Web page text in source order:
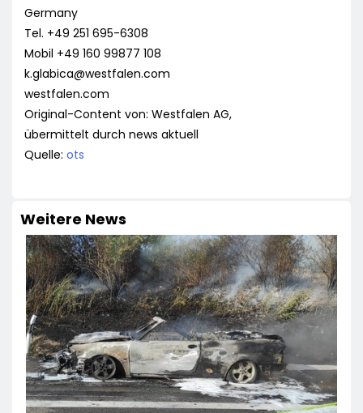
Germany
Tel. +49 251 695-6308
Mobil +49 160 99877 108
k.glabica@westfalen.com
westfalen.com
Original-Content von: Westfalen AG,
übermittelt durch news aktuell
Quelle: ots
Weitere News